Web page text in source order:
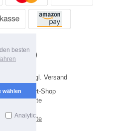
besten
wählen
Analytics
evtl. zzgl. Versand
HP's Sport-Shop
by Shopgate
Webseite